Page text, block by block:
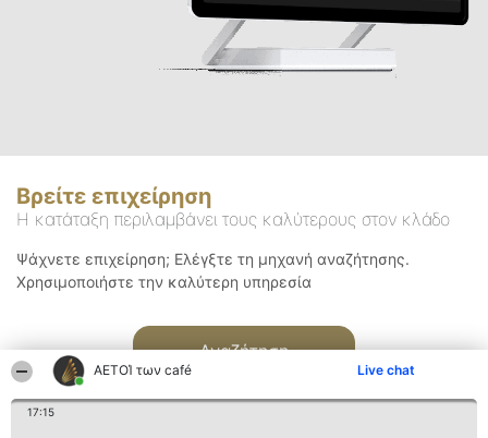
ΑΕΤΟΊ των café Live chat
17:15
Βρείτε επιχείρηση
Η κατάταξη περιλαμβάνει τους καλύτερους στον κλάδο
Ψάχνετε επιχείρηση; Ελέγξτε τη μηχανή αναζήτησης.
Χρησιμοποιήστε την καλύτερη υπηρεσία
Αναζήτηση